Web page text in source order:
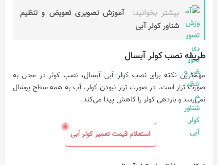
بیشتر بخوانید:
آموزش تصویری تعویض و تنظیم
شناور کولر آبی
طریقه نصب کولر آبسال
مهم‌ترین نکته برای نصب کولر آبی آبسال، نصب کولر در محل به
صورت تراز است. در صورت تراز نبودن کولر، آب به همه سطح پوشال
نمی‌رسد و بازدهی کولر را کاهش پیدا می‌کند.
استعلام قیمت تعمیر کولر آبی